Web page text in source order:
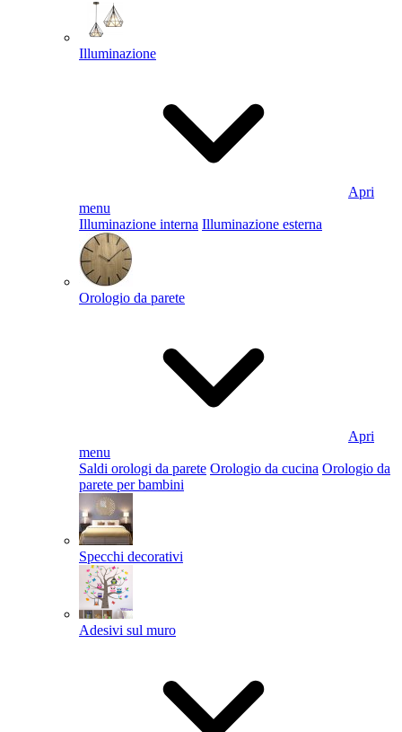
Illuminazione
Apri
menu
Illuminazione interna Illuminazione esterna
Orologio da parete
Apri
menu
Saldi orologi da parete Orologio da cucina Orologio da
parete per bambini
Specchi decorativi
Adesivi sul muro